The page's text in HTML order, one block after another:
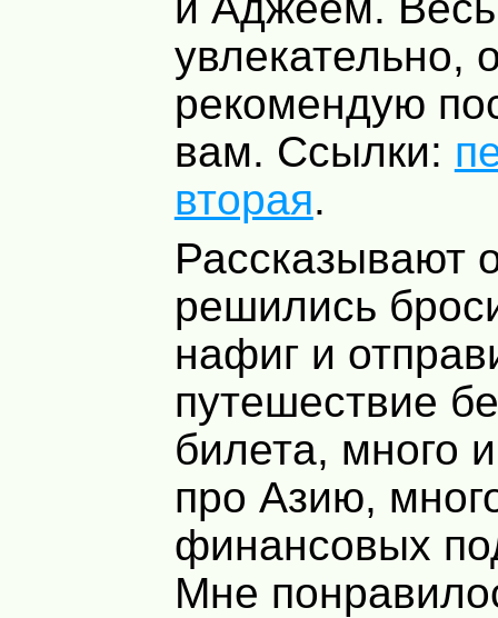
увлекательно,
рекомендую
вам. Ссылки:
вторая.
Рассказывают
решились
нафиг и
путешествие
билета, много
про Азию,
финансовых
Мне